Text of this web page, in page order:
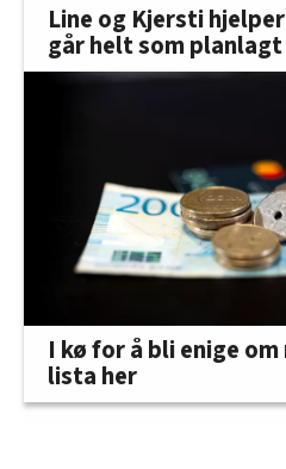
Line og Kjersti
går helt som planlagt
I kø for å bli enige
lista her